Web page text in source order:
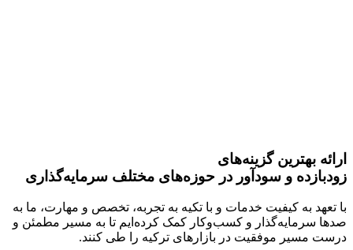
ارائه بهترین گزینه‌های
زودبازده و سودآور در حوزه‌های مختلف سرمایه‌گذاری
با تعهد به کیفیت خدمات و با تکیه به تجربه، تخصص و مهارت، ما به
صدها سرمایه‌گذار و کسب‌وکار کمک کرده‌ایم تا به مسیر مطمئن و
درست مسیر موفقیت‌ در بازارهای ترکیه را طی کنند.